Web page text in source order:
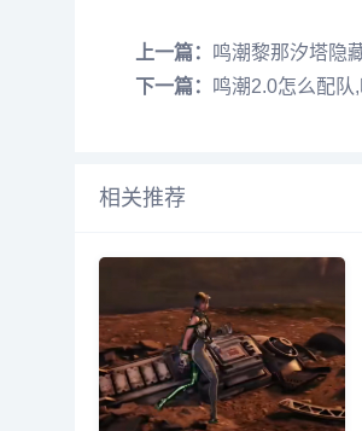
上一篇：
鸣潮黎那汐塔隐
下一篇：
鸣潮2.0怎么配
相关推荐